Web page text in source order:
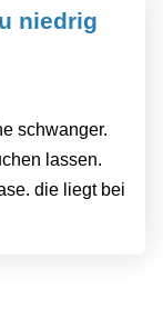
niedrig
schwanger.
lassen.
die liegt bei